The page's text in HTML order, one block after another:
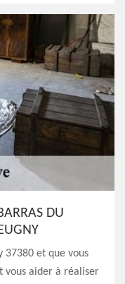
DU
37380 et que vous
vous aider à réaliser